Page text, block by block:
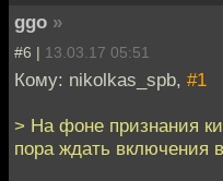
ggo »
#6 | 13.03.17 05:51
Кому: nikolkas_spb, #1
> На фоне признания
пора ждать включения